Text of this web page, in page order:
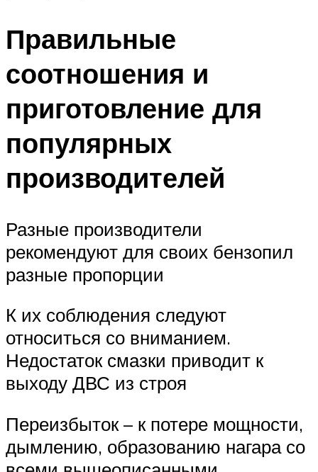
Правильные
соотношения и
приготовление для
популярных
производителей
Разные производители
рекомендуют для своих бензопил
разные пропорции
К их соблюдения следуют
относиться со вниманием.
Недостаток смазки приводит к
выходу ДВС из строя
Переизбыток – к потере мощности,
дымлению, образованию нагара со